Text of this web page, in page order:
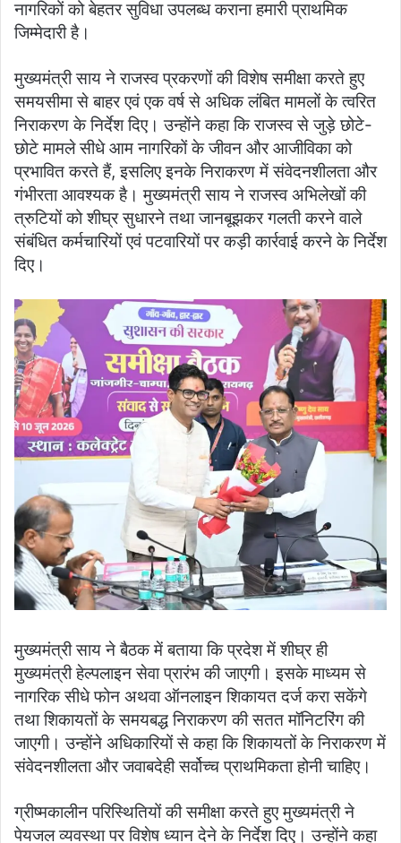
नागरिकों को बेहतर सुविधा उपलब्ध कराना हमारी प्राथमिक
जिम्मेदारी है।
मुख्यमंत्री साय ने राजस्व प्रकरणों की विशेष समीक्षा करते हुए
समयसीमा से बाहर एवं एक वर्ष से अधिक लंबित मामलों के त्वरित
निराकरण के निर्देश दिए। उन्होंने कहा कि राजस्व से जुड़े छोटे-
छोटे मामले सीधे आम नागरिकों के जीवन और आजीविका को
प्रभावित करते हैं, इसलिए इनके निराकरण में संवेदनशीलता और
गंभीरता आवश्यक है। मुख्यमंत्री साय ने राजस्व अभिलेखों की
त्रुटियों को शीघ्र सुधारने तथा जानबूझकर गलती करने वाले
संबंधित कर्मचारियों एवं पटवारियों पर कड़ी कार्रवाई करने के निर्देश
दिए।
मुख्यमंत्री साय ने बैठक में बताया कि प्रदेश में शीघ्र ही
मुख्यमंत्री हेल्पलाइन सेवा प्रारंभ की जाएगी। इसके माध्यम से
नागरिक सीधे फोन अथवा ऑनलाइन शिकायत दर्ज करा सकेंगे
तथा शिकायतों के समयबद्ध निराकरण की सतत मॉनिटरिंग की
जाएगी। उन्होंने अधिकारियों से कहा कि शिकायतों के निराकरण में
संवेदनशीलता और जवाबदेही सर्वोच्च प्राथमिकता होनी चाहिए।
ग्रीष्मकालीन परिस्थितियों की समीक्षा करते हुए मुख्यमंत्री ने
पेयजल व्यवस्था पर विशेष ध्यान देने के निर्देश दिए। उन्होंने कहा